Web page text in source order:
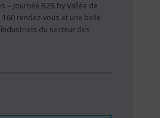
– Journée B2B by Vallée de
160 rendez-vous et une belle
du secteur des